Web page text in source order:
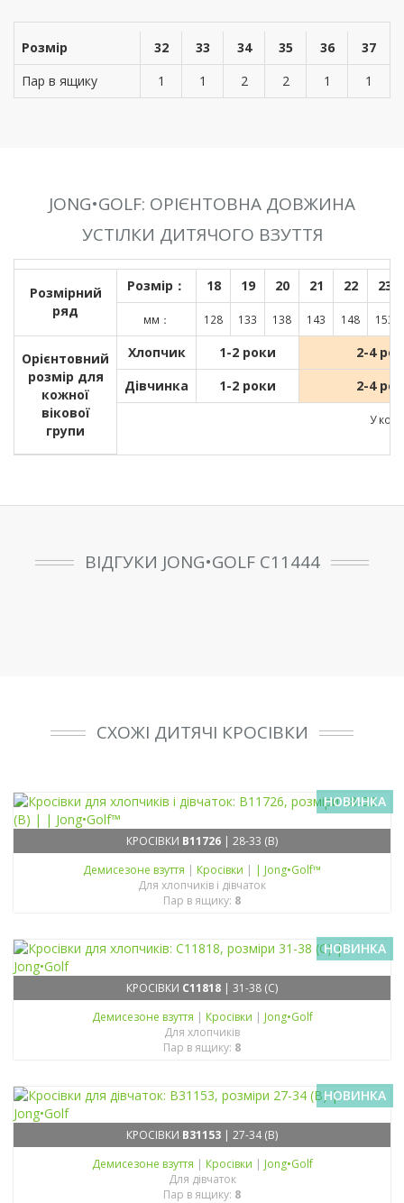
Розмір 32 33 34 35 36
37
Пар в ящику
1 1 2 2 1 1
JONG•GOLF: ОРІЄНТОВНА ДОВЖИНА
УСТІЛКИ ДИТЯЧОГО ВЗУТТЯ
Розмірний
ряд
Розмір： 18 19 20 21 22 23
мм： 128 133 138 143 148 153
Орієнтовний
розмір для
кожної
вікової
групи
Хлопчик 1-2 роки
2-4
Дівчинка
1-2 роки 2-4
У
ВІДГУКИ JONG•GOLF C11444
СХОЖІ ДИТЯЧІ КРОСІВКИ
НОВИНКА
КРОСІВКИ B11726 | 28-33 (B)
Демисезонe взуття | Кросівки | | Jong•Golf™
Для хлопчиків і дівчаток
Пар в ящику: 8
НОВИНКА
КРОСІВКИ C11818 | 31-38 (C)
Демисезонe взуття | Кросівки | Jong•Golf
Для хлопчиків
Пар в ящику: 8
НОВИНКА
КРОСІВКИ B31153 | 27-34 (B)
Демисезонe взуття | Кросівки | Jong•Golf
Для дівчаток
Пар в ящику: 8